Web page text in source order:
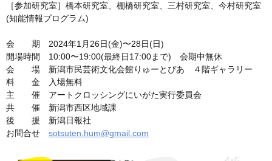
［参加研究室］橋本研究室、棚橋研究室、三村研究室、今村研究室
(知能情報プログラム)
会 期 2024年1月26日(金)〜28日(日)
開場時間 10:00〜19:00(最終日17:00まで) 会期中無休
会 場 新潟市民芸術文化会館りゅーとぴあ ４階ギャラリー
料 金 入場無料
主 催 アートクロッシングにいがた実行委員会
共 催 新潟市西区地域課
後 援 新潟日報社
お問合せ sotsuten.hum@gmail.com